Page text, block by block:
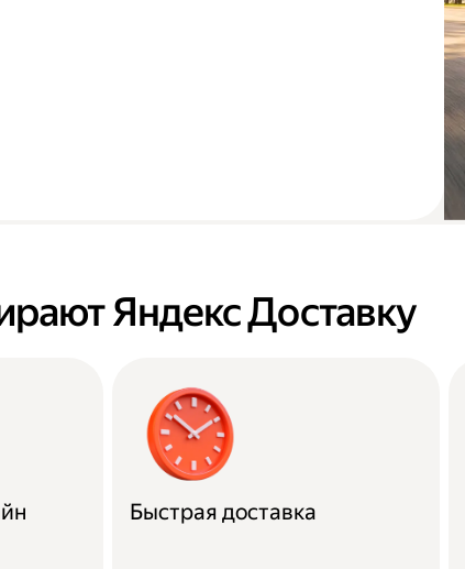
Яндекс Доставку
Быстрая доставка